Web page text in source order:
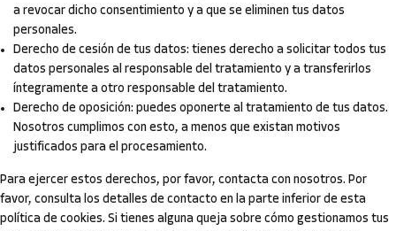
a revocar dicho consentimiento y a que se eliminen tus datos
personales.
Derecho de cesión de tus datos: tienes derecho a solicitar todos tus
datos personales al responsable del tratamiento y a transferirlos
íntegramente a otro responsable del tratamiento.
Derecho de oposición: puedes oponerte al tratamiento de tus datos.
Nosotros cumplimos con esto, a menos que existan motivos
justificados para el procesamiento.
Para ejercer estos derechos, por favor, contacta con nosotros. Por
favor, consulta los detalles de contacto en la parte inferior de esta
política de cookies. Si tienes alguna queja sobre cómo gestionamos tus